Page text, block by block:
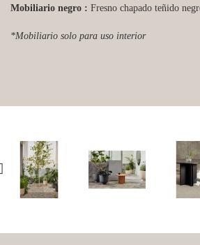
Mobiliario negro : Fresno chapado teñido
*Mobiliario solo para uso interior